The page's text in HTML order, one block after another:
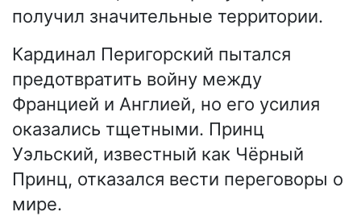
получил значительные территории.
Кардинал Перигорский пытался
предотвратить войну между
Францией и Англией, но его усилия
оказались тщетными. Принц
Уэльский, известный как Чёрный
Принц, отказался вести переговоры о
мире.